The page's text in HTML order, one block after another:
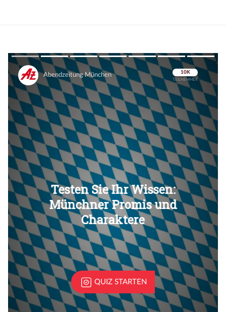
Überspringen
Überspringen